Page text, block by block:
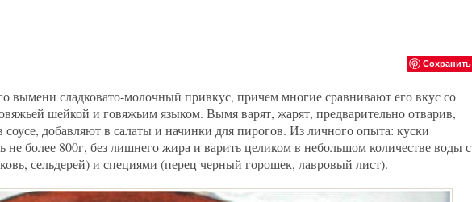
Сохранить
вымени сладковато-молочный привкус, причем многие сравнивают его вкус со
шейкой и говяжьим языком. Вымя варят, жарят, предварительно отварив,
добавляют в салаты и начинки для пирогов. Из личного опыта: куски
не более 800г, без лишнего жира и варить целиком в небольшом количестве воды с
сельдерей) и специями (перец черный горошек, лавровый лист).